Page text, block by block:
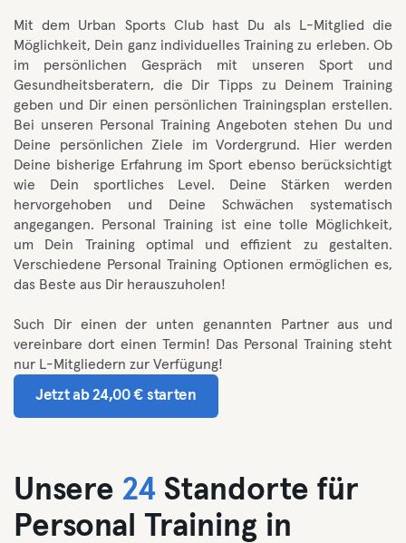
Mit dem Urban Sports Club hast Du als L-Mitglied die
Möglichkeit, Dein ganz individuelles Training zu erleben. Ob
im persönlichen Gespräch mit unseren Sport und
Gesundheitsberatern, die Dir Tipps zu Deinem Training
geben und Dir einen persönlichen Trainingsplan erstellen.
Bei unseren Personal Training Angeboten stehen Du und
Deine persönlichen Ziele im Vordergrund. Hier werden
Deine bisherige Erfahrung im Sport ebenso berücksichtigt
wie Dein sportliches Level. Deine Stärken werden
hervorgehoben und Deine Schwächen systematisch
angegangen. Personal Training ist eine tolle Möglichkeit,
um Dein Training optimal und effizient zu gestalten.
Verschiedene Personal Training Optionen ermöglichen es,
das Beste aus Dir herauszuholen!
Such Dir einen der unten genannten Partner aus und
vereinbare dort einen Termin! Das Personal Training steht
nur L-Mitgliedern zur Verfügung!
Jetzt ab 24,00 € starten
Unsere 24 Standorte für
Personal Training in